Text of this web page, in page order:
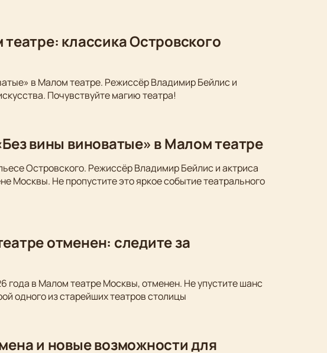
классика Островского
в Малом театре. Режиссёр Владимир Бейлис и
Почувствуйте магию театра!
вины виноватые» в Малом театре
Островского. Режиссёр Владимир Бейлис и актриса
Москвы. Не пропустите это яркое событие театрального
отменен: следите за
года в Малом театре Москвы, отменен. Не упустите шанс
одного из старейших театров столицы
и новые возможности для